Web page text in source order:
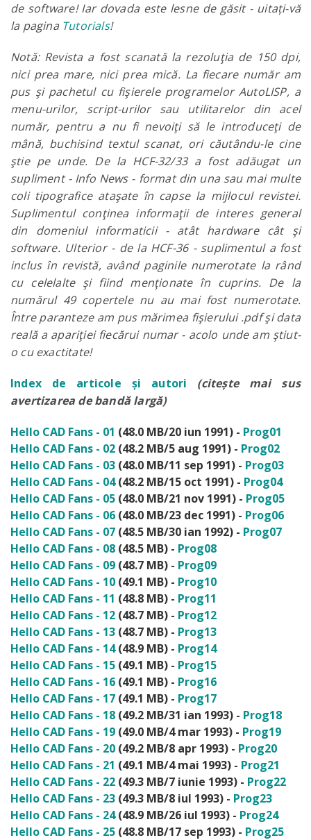
de software! Iar dovada este lesne de găsit - uitați-vă
la pagina Tutorials!
Notă: Revista a fost scanată la rezoluţia de 150 dpi,
nici prea mare, nici prea mică. La fiecare număr am
pus şi pachetul cu fişierele programelor AutoLISP, a
menu-urilor, script-urilor sau utilitarelor din acel
număr, pentru a nu fi nevoiţi să le introduceţi de
mână, buchisind textul scanat, ori căutându-le cine
ştie pe unde. De la HCF-32/33 a fost adăugat un
supliment - Info News - format din una sau mai multe
coli tipografice ataşate în capse la mijlocul revistei.
Suplimentul conţinea informaţii de interes general
din domeniul informaticii - atât hardware cât şi
software. Ulterior - de la HCF-36 - suplimentul a fost
inclus în revistă, având paginile numerotate la rând
cu celelalte şi fiind menţionate în cuprins. De la
numărul 49 copertele nu au mai fost numerotate.
Între paranteze am pus mărimea fişierului .pdf şi data
reală a apariţiei fiecărui numar - acolo unde am ştiut-
o cu exactitate!
Index de articole și autori
(citește mai sus
avertizarea de bandă largă)
Hello CAD Fans - 01 (48.0 MB/20 iun 1991) - Prog01
Hello CAD Fans - 02 (48.2 MB/5 aug 1991) - Prog02
Hello CAD Fans - 03 (48.0 MB/11 sep 1991) - Prog03
Hello CAD Fans - 04(48.2 MB/15 oct 1991) - Prog04
Hello CAD Fans - 05 (48.0 MB/21 nov 1991) - Prog05
Hello CAD Fans - 06 (48.0 MB/23 dec 1991) - Prog06
Hello CAD Fans - 07 (48.5 MB/30 ian 1992) - Prog07
Hello CAD Fans - 08 (48.5 MB) - Prog08
Hello CAD Fans - 09 (48.7 MB) - Prog09
Hello CAD Fans - 10 (49.1 MB) - Prog10
Hello CAD Fans - 11 (48.8 MB) - Prog11
Hello CAD Fans - 12 (48.7 MB) - Prog12
Hello CAD Fans - 13 (48.7 MB) - Prog13
Hello CAD Fans - 14(48.9 MB) - Prog14
Hello CAD Fans - 15 (49.1 MB) - Prog15
Hello CAD Fans - 16 (49.1 MB) - Prog16
Hello CAD Fans - 17 (49.1 MB) - Prog17
Hello CAD Fans - 18 (49.2 MB/31 ian 1993) - Prog18
Hello CAD Fans - 19 (49.0 MB/4 mar 1993) - Prog19
Hello CAD Fans - 20 (49.2 MB/8 apr 1993) - Prog20
Hello CAD Fans - 21 (49.1 MB/4 mai 1993) - Prog21
Hello CAD Fans - 22 (49.3 MB/7 iunie 1993) - Prog22
Hello CAD Fans - 23 (49.3 MB/8 iul 1993) - Prog23
Hello CAD Fans - 24(48.9 MB/26 iul 1993) - Prog24
Hello CAD Fans - 25 (48.8 MB/17 sep 1993) - Prog25